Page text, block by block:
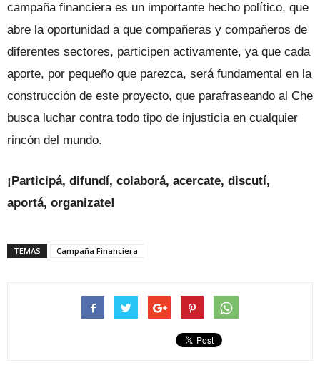
campaña financiera es un importante hecho político, que
abre la oportunidad a que compañeras y compa­ñeros de
diferentes sectores, participen activamente, ya que cada
aporte, por pe­queño que parezca, será fundamental en la
construcción de este proyecto, que para­fraseando al Che
busca luchar contra todo tipo de injusticia en cualquier
rincón del mundo.
¡Participá, difundí, colaborá, acercate, discutí,
aportá, organizate!
TEMAS Campaña Financiera